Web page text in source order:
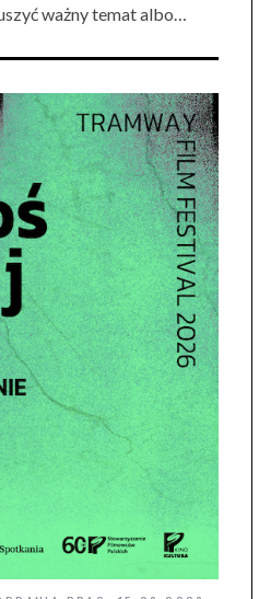
ważny temat albo…